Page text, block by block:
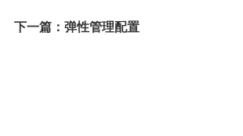
下一篇：弹性管理配置